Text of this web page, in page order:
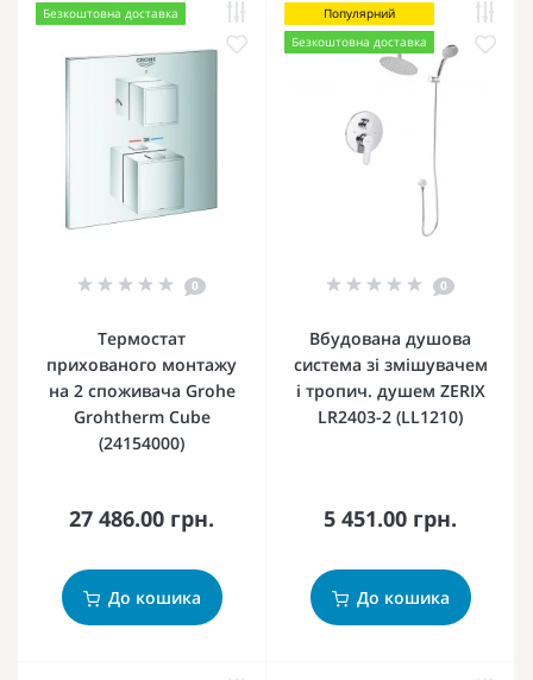
Безкоштовна доставка
0
Термостат
прихованого монтажу
на 2 споживача Grohe
Grohtherm Cube
(24154000)
27 486.00 грн.
До кошика
Популярний
Безкоштовна доставка
0
Вбудована душова
система зі змішувачем
і тропич. душем ZERIX
LR2403-2 (LL1210)
5 451.00 грн.
До кошика